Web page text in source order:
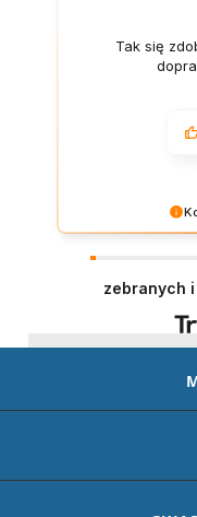
słowo od
codziennie
Będzie nam miło
Tak się
zebranych